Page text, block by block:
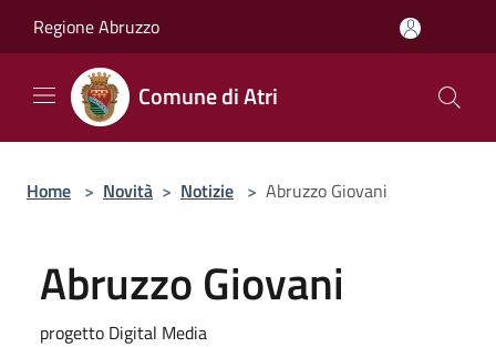
Regione Abruzzo
Comune di Atri
Home > Novità > Notizie > Abruzzo Giovani
Abruzzo Giovani
progetto Digital Media